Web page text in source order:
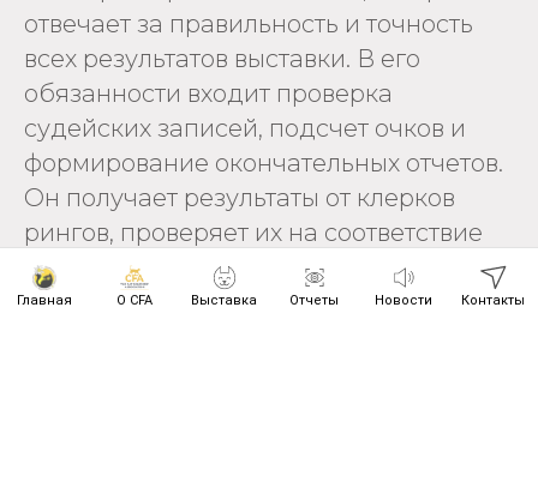
Главная О CFA Выставка Отчеты Новости Контакты
отвечает за правильность и точность
всех результатов выставки. В его
обязанности входит проверка
судейских записей, подсчет очков и
формирование окончательных отчетов.
Он получает результаты от клерков
рингов, проверяет их на соответствие
правилам и исправляет возможные
ошибки. От его внимательности